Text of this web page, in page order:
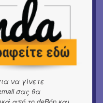
Λήμνο
να γίνετε
σας θα